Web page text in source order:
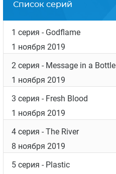
Список серий
1 серия - Godflame
1 ноября 2019
2 серия - Message in a Bottle
1 ноября 2019
3 серия - Fresh Blood
1 ноября 2019
4 серия - The River
8 ноября 2019
5 серия - Plastic